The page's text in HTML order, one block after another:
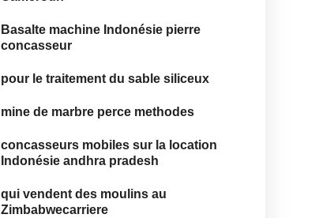
Basalte machine Indonésie pierre
concasseur
pour le traitement du sable siliceux
mine de marbre perce methodes
concasseurs mobiles sur la location
Indonésie andhra pradesh
qui vendent des moulins au
Zimbabwecarriere